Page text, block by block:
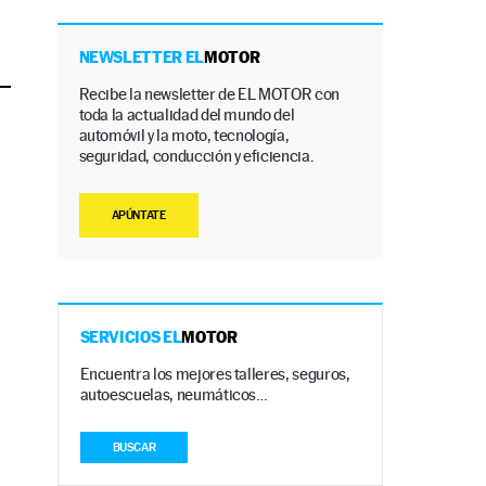
NEWSLETTER ELMOTOR
Recibe la newsletter de EL MOTOR con
toda la actualidad del mundo del
automóvil y la moto, tecnología,
seguridad, conducción y eficiencia.
APÚNTATE
SERVICIOS ELMOTOR
Encuentra los mejores talleres, seguros,
autoescuelas, neumáticos…
BUSCAR